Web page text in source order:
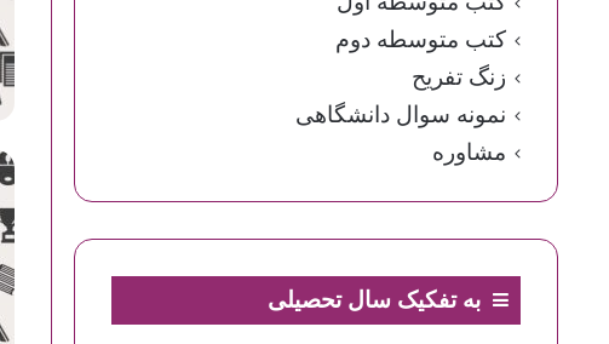
کتب متوسطه دوم
زنگ تفریح
نمونه سوال دانشگاهی
مشاوره
به تفکیک سال تحصیلی